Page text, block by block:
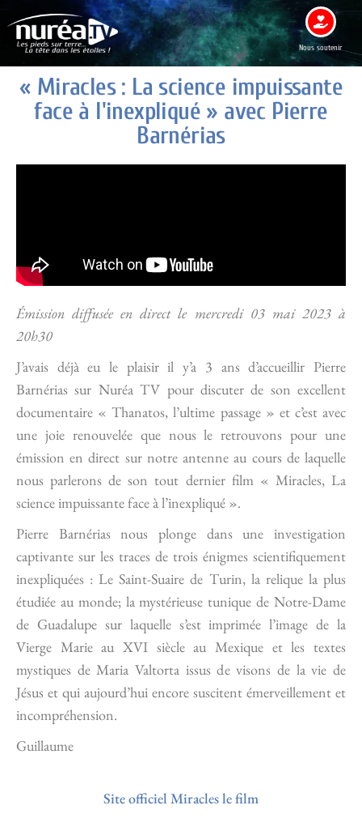
Nous soutenir
« Miracles : La science impuissante
face à l'inexpliqué » avec Pierre
Barnérias
Émission diffusée en direct le mercredi 03 mai 2023 à
20h30
J’avais déjà eu le plaisir il y’a 3 ans d’accueillir Pierre
Barnérias sur Nuréa TV pour discuter de son excellent
documentaire « Thanatos, l’ultime passage » et c’est avec
une joie renouvelée que nous le retrouvons pour une
émission en direct sur notre antenne au cours de laquelle
nous parlerons de son tout dernier film « Miracles, La
science impuissante face à l’inexpliqué ».
Pierre Barnérias nous plonge dans une investigation
captivante sur les traces de trois énigmes scientifiquement
inexpliquées : Le Saint-Suaire de Turin, la relique la plus
étudiée au monde; la mystérieuse tunique de Notre-Dame
de Guadalupe sur laquelle s’est imprimée l’image de la
Vierge Marie au XVI siècle au Mexique et les textes
mystiques de Maria Valtorta issus de visons de la vie de
Jésus et qui aujourd’hui encore suscitent émerveillement et
incompréhension.
Guillaume
Site officiel Miracles le film